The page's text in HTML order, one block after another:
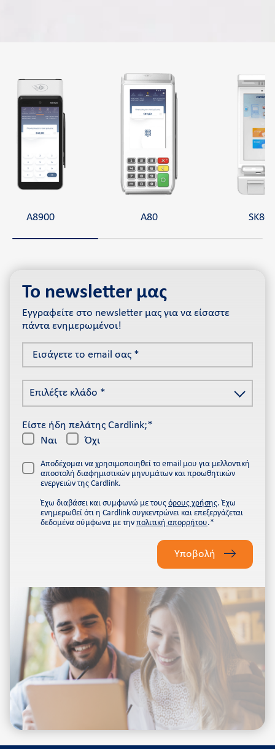
A8900 A80 SK800
Το newsletter μας
Εγγραφείτε στο newsletter μας για να είσαστε
πάντα ενημερωμένοι!
Εισάγετε
σας
Επιλέξτε
κλάδο
Επιλέξτε κλάδο *
Είστε ήδη πελάτης Cardlink;*
Ναι
Όχι
Αποδέχομαι να χρησιμοποιηθεί το email μου για μελλοντική
αποστολή διαφημιστικών μηνυμάτων και προωθητικών
ενεργειών της Cardlink.
Έχω διαβάσει και συμφωνώ με τους όρους χρήσης. Έχω
ενημερωθεί ότι η Cardlink συγκεντρώνει και επεξεργάζεται
δεδομένα σύμφωνα με την πολιτική απορρήτου.*
empty.
Υποβολή